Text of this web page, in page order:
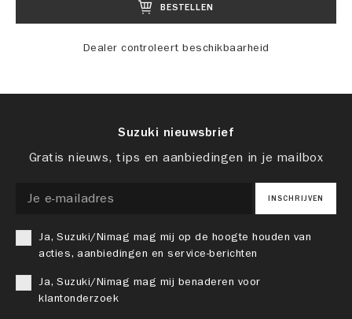
BESTELLEN
Dealer controleert beschikbaarheid
Suzuki nieuwsbrief
Gratis nieuws, tips en aanbiedingen in je mailbox
INSCHRIJVEN
Ja, Suzuki/Nimag mag mij op de hoogte houden van
acties, aanbiedingen en service-berichten
Ja, Suzuki/Nimag mag mij benaderen voor
klantonderzoek